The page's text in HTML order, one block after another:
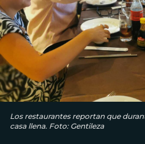
Los restaurantes reportan que
casa llena. Foto: Gentileza